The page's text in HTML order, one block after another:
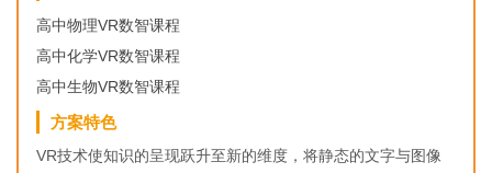
高中物理VR数智课程
高中化学VR数智课程
高中生物VR数智课程
方案特色
VR技术使知识的呈现跃升至新的维度，将静态的文字与图像